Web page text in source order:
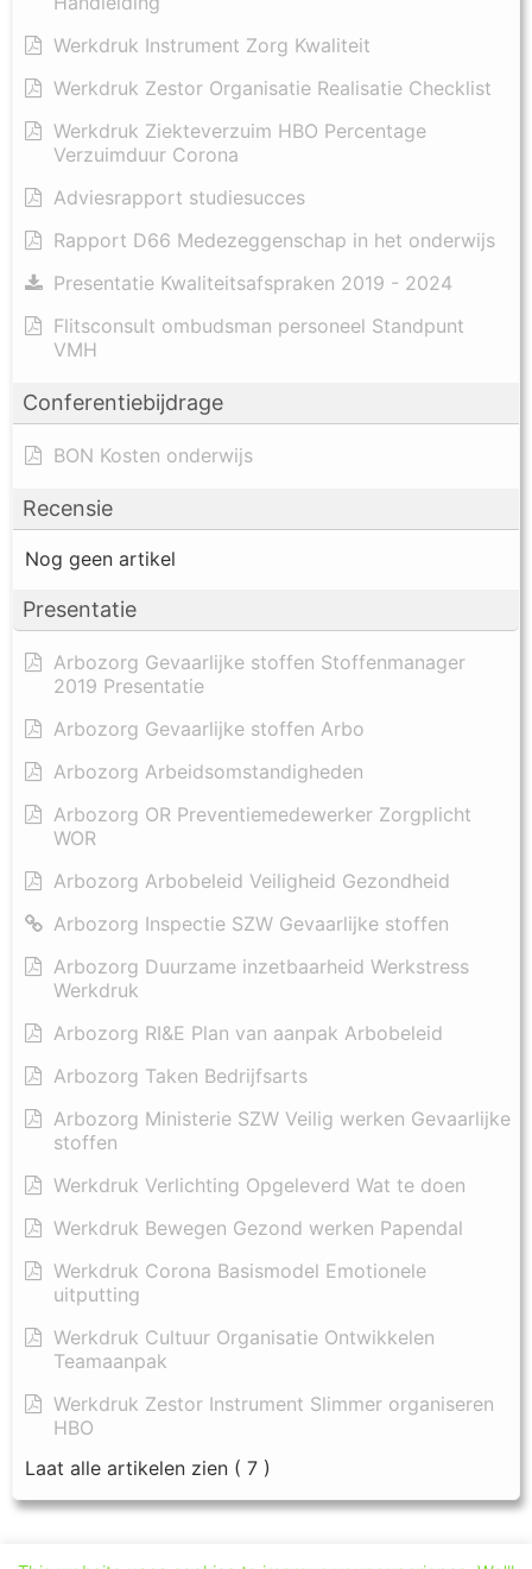
Werkdruk Instrument Zorg Kwaliteit
Werkdruk Zestor Organisatie Realisatie Checklist
Werkdruk Ziekteverzuim HBO Percentage
Verzuimduur Corona
Adviesrapport studiesucces
Rapport D66 Medezeggenschap in het onderwijs
Presentatie Kwaliteitsafspraken 2019 - 2024
Flitsconsult ombudsman personeel Standpunt
VMH
Conferentiebijdrage
BON Kosten onderwijs
Recensie
Nog geen artikel
Presentatie
Arbozorg Gevaarlijke stoffen Stoffenmanager
2019 Presentatie
Arbozorg Gevaarlijke stoffen Arbo
Arbozorg Arbeidsomstandigheden
Arbozorg OR Preventiemedewerker Zorgplicht
WOR
Arbozorg Arbobeleid Veiligheid Gezondheid
Arbozorg Inspectie SZW Gevaarlijke stoffen
Arbozorg Duurzame inzetbaarheid Werkstress
Werkdruk
Arbozorg RI&E Plan van aanpak Arbobeleid
Arbozorg Taken Bedrijfsarts
Arbozorg Ministerie SZW Veilig werken Gevaarlijke
stoffen
Werkdruk Verlichting Opgeleverd Wat te doen
Werkdruk Bewegen Gezond werken Papendal
Werkdruk Corona Basismodel Emotionele
uitputting
Werkdruk Cultuur Organisatie Ontwikkelen
Teamaanpak
Werkdruk Zestor Instrument Slimmer organiseren
HBO
Laat alle artikelen zien ( 7 )